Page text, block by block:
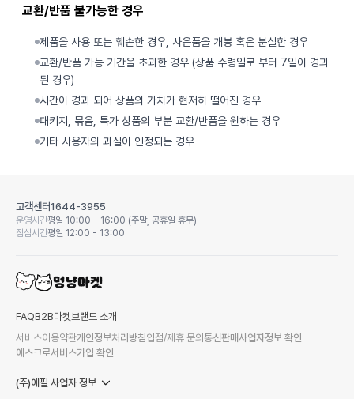
교환/반품 불가능한 경우
제품을 사용 또는 훼손한 경우, 사은품을 개봉 혹은 분실한 경우
교환/반품 가능 기간을 초과한 경우 (상품 수령일로 부터 7일이 경과
된 경우)
시간이 경과 되어 상품의 가치가 현저히 떨어진 경우
패키지, 묶음, 특가 상품의 부분 교환/반품을 원하는 경우
기타 사용자의 과실이 인정되는 경우
고객센터1644-3955
운영시간평일 10:00 - 16:00 (주말, 공휴일 휴무)
점심시간평일 12:00 - 13:00
FAQB2B마켓 브랜드 소개
서비스이용약관개인정보처리방침입점/제휴 문의통신판매사업자정보 확인
에스크로서비스가입 확인
(주)에필 사업자 정보